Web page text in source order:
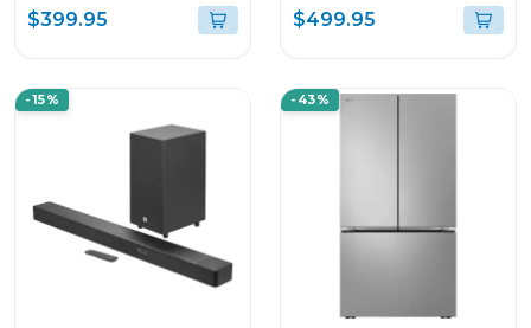
200W Y RESISTENTE A
SALPICADURAS
$399.95
INALÁMBRICO
BAR500M2BLK
$499.95
-15% -43%